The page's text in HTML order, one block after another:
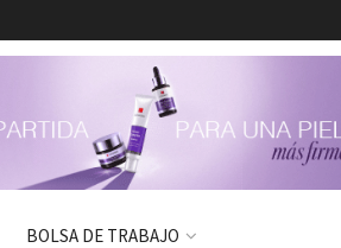
BOLSA DE TRABAJO